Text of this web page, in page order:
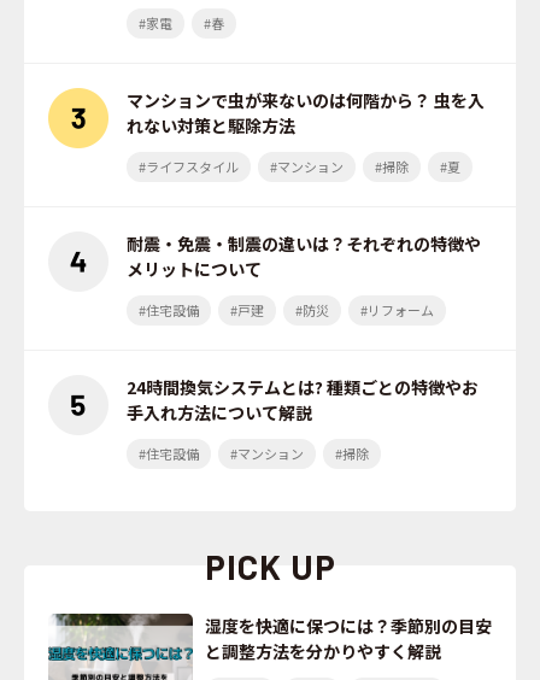
#家電 #春
マンションで虫が来ないのは何階から？ 虫を入
れない対策と駆除方法
#ライフスタイル #マンション #掃除 #夏
耐震・免震・制震の違いは？それぞれの特徴や
メリットについて
#住宅設備 #戸建 #防災 #リフォーム
24時間換気システムとは? 種類ごとの特徴やお
手入れ方法について解説
#住宅設備 #マンション #掃除
PICK UP
湿度を快適に保つには？季節別の目安
と調整方法を分かりやすく解説